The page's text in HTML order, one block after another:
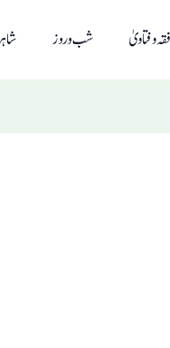
فقہ و فتاویٰ شب و روز